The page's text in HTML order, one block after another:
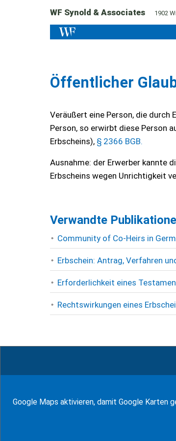
WF Synold & Associates 1902
Öffentlicher
Veräußert eine Person, die durch
Person, so erwirbt diese Person
Erbscheins), § 2366 BGB.
Ausnahme: der Erwerber kannte
Erbscheins wegen Unrichtigkeit
Verwandte
Community of Co-Heirs in
Erbschein: Antrag, Verfahren
Erforderlichkeit eines
Rechtswirkungen eines
© WF Synold & Associates 2026
Google Maps aktivieren, damit Google Karten